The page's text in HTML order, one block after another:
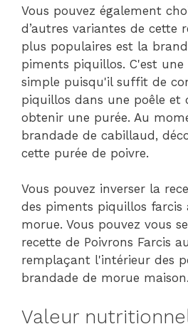
Vous pouvez également
d’autres variantes de cette
plus populaires est la
piments piquillos. C'est une
simple puisqu'il suffit de
piquillos dans une poêle et
obtenir une purée. Au
brandade de cabillaud,
cette purée de poivre.
Vous pouvez inverser la
des piments piquillos farcis
morue. Vous pouvez vous
recette de Poivrons Farcis
remplaçant l'intérieur des
brandade de morue maison.
Valeur